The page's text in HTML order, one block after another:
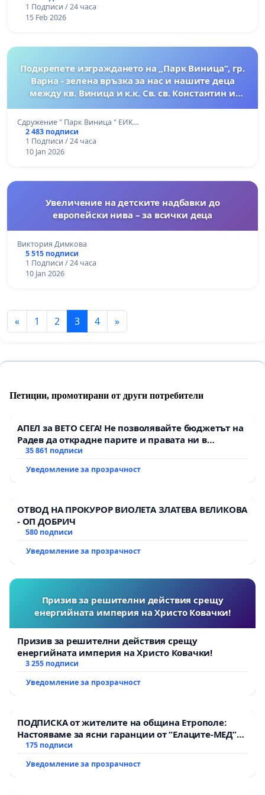
1 Подписи / 24 часа
15 Feb 2026
Подкрепете изграждането на „Парк Виница“, гр.
Варна - зелена връзка за нас и нашите деца
между кв. Виница и к.к. Св. св. Константин и
Сдружение " Парк Виница " ЕИК…
2 483 подписи
1 Подписи / 24 часа
10 Jan 2026
Увеличение на детските надбавки до
европейски нива – за всички деца
Виктория Димкова
5 515 подписи
1 Подписи / 24 часа
10 Jan 2026
« 1 2 3 4 »
Петиции, промотирани от други потребители
АПЕЛ за ВЕТО СЕГА! Не позволявайте бюджетът на
Радев да открадне парите и правата ни в
тъмното
35 861 подписи
Уведомление за прозрачност
ОТВОД НА ПРОКУРОР ВИОЛЕТА ЗЛАТЕВА ВЕЛИКОВА
- ОП ДОБРИЧ
580 подписи
Уведомление за прозрачност
Призив за решителни действия срещу
енергийната империя на Христо Ковачки!
Призив за решителни действия срещу
енергийната империя на Христо Ковачки!
3 255 подписи
Уведомление за прозрачност
ПОДПИСКА от жителите на община Етрополе:
Настояваме за ясни гаранции от “Елаците-МЕД”
АД и от държавата, че ще се изпълнят всички
175 подписи
Уведомление за прозрачност